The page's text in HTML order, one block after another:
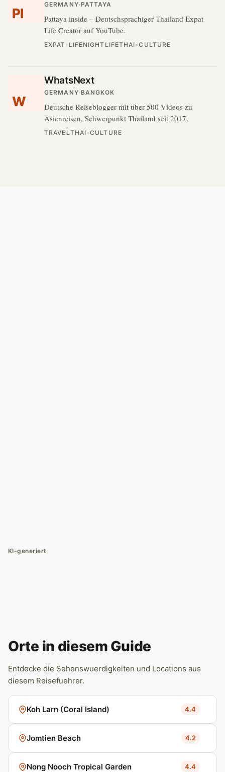
PI
GERMANY·PATTAYA
Pattaya inside – Deutschsprachiger Thailand Expat
Life Creator auf YouTube.
EXPAT-LIFENIGHTLIFETHAI-CULTURE
W
WhatsNext
GERMANY·BANGKOK
Deutsche Reiseblogger mit über 500 Videos zu
Asienreisen, Schwerpunkt Thailand seit 2017.
TRAVELTHAI-CULTURE
KI-generiert
Orte in diesem Guide
Entdecke die Sehenswuerdigkeiten und Locations aus
diesem Reisefuehrer.
Koh Larn (Coral Island) 4.4
Jomtien Beach 4.2
Nong Nooch Tropical Garden 4.4